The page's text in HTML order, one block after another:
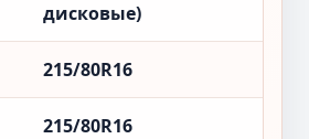
дисковые)
215/80R16
215/80R16